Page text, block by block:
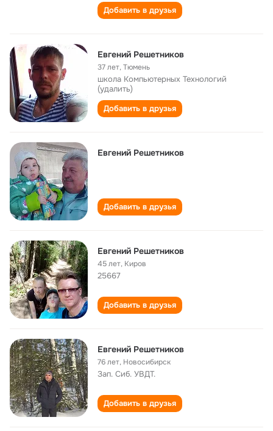
Добавить в друзья
Евгений Решетников
37 лет,Тюмень
школа Компьютерных Технологий
(удалить)
Добавить в друзья
Евгений Решетников
Добавить в друзья
Евгений Решетников
45 лет, Киров
25667
Добавить в друзья
Евгений Решетников
76 лет, Новосибирск
Зап. Сиб. УВДТ.
Добавить в друзья